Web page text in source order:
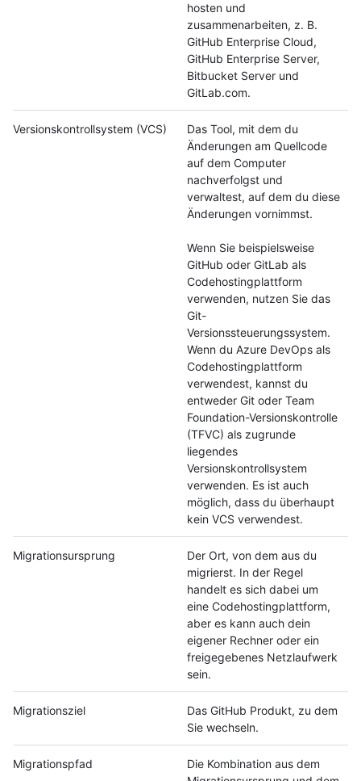
hosten und
zusammenarbeiten, z. B.
GitHub Enterprise Cloud,
GitHub Enterprise Server,
Bitbucket Server und
GitLab.com.
Versionskontrollsystem (VCS)
Das Tool, mit dem du
Änderungen am Quellcode
auf dem Computer
nachverfolgst und
verwaltest, auf dem du diese
Änderungen vornimmst.
Wenn Sie beispielsweise
GitHub oder GitLab als
Codehostingplattform
verwenden, nutzen Sie das
Git-
Versionssteuerungssystem.
Wenn du Azure DevOps als
Codehostingplattform
verwendest, kannst du
entweder Git oder Team
Foundation-Versionskontrolle
(TFVC) als zugrunde
liegendes
Versionskontrollsystem
verwenden. Es ist auch
möglich, dass du überhaupt
kein VCS verwendest.
Migrationsursprung
Der Ort, von dem aus du
migrierst. In der Regel
handelt es sich dabei um
eine Codehostingplattform,
aber es kann auch dein
eigener Rechner oder ein
freigegebenes Netzlaufwerk
sein.
Migrationsziel
Das GitHub Produkt, zu dem
Sie wechseln.
Migrationspfad
Die Kombination aus dem